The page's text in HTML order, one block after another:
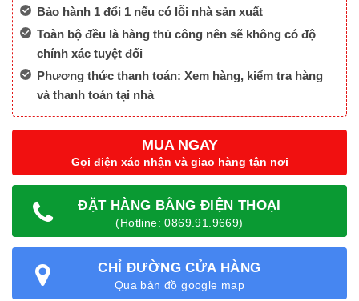
Bảo hành 1 đổi 1 nếu có lỗi nhà sản xuất
Toàn bộ đều là hàng thủ công nên sẽ không có độ
chính xác tuyệt đối
Phương thức thanh toán: Xem hàng, kiểm tra hàng
và thanh toán tại nhà
MUA NGAY
Gọi điện xác nhận và giao hàng tận nơi
ĐẶT HÀNG BẰNG ĐIỆN THOẠI
(Hotline: 0869.91.9669)
CHỈ ĐƯỜNG CỬA HÀNG
Qua bản đồ google map